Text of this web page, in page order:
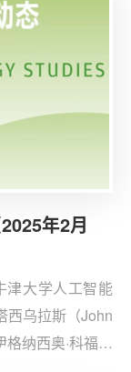
年2月
津大学人工智能
西乌拉斯（John
纳西奥·科福内